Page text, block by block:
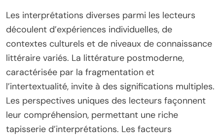
Les interprétations diverses parmi les lecteurs
découlent d’expériences individuelles, de
contextes culturels et de niveaux de connaissance
littéraire variés. La littérature postmoderne,
caractérisée par la fragmentation et
l’intertextualité, invite à des significations multiples.
Les perspectives uniques des lecteurs façonnent
leur compréhension, permettant une riche
tapisserie d’interprétations. Les facteurs